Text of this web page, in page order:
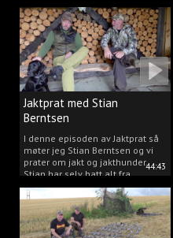
44:43
Jaktprat med Stian
Berntsen
I denne episoden av Jaktprat så
møter jeg Stian Berntsen og vi
prater om jakt og jakthunder.
Stian har selv hatt alt fra
støvere, til elghunder,
rådyrhunder, spetser, apportører
og stående fuglehunder.